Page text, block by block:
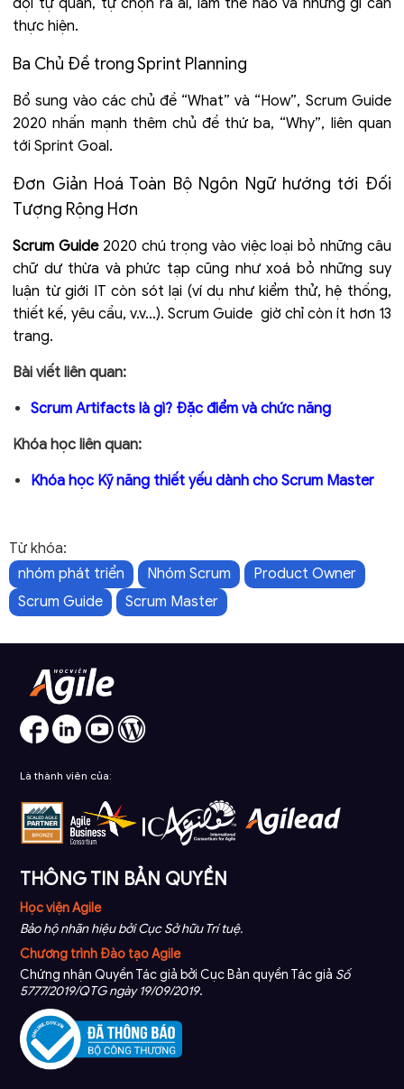
đội tự quản, tự chọn ra ai, làm thế nào và những gì cần
thực hiện.
Ba Chủ Đề trong Sprint Planning
Bổ sung vào các chủ đề “What” và “How”, Scrum Guide
2020 nhấn mạnh thêm chủ đề thứ ba, “Why”, liên quan
tới Sprint Goal.
Đơn Giản Hoá Toàn Bộ Ngôn Ngữ hướng tới Đối
Tượng Rộng Hơn
Scrum Guide2020 chú trọng vào việc loại bỏ những câu
chữ dư thừa và phức tạp cũng như xoá bỏ những suy
luận từ giới IT còn sót lại (ví dụ như kiểm thử, hệ thống,
thiết kế, yêu cầu, v.v…). Scrum Guide giờ chỉ còn ít hơn 13
trang.
Bài viết liên quan:
Scrum Artifacts là gì? Đặc điểm và chức năng
Khóa học liên quan:
Khóa học Kỹ năng thiết yếu dành cho Scrum Master
Từ khóa:
nhóm phát triển
Nhóm Scrum
Product Owner
Scrum Guide
Scrum Master
Là thành viên của:
THÔNG TIN BẢN QUYỀN
Học viện Agile
Bảo hộ nhãn hiệu bởi Cục Sở hữu Trí tuệ.
Chương trình Đào tạo Agile
Chứng nhận Quyền Tác giả bởi Cục Bản quyền Tác giả Số
5777/2019/QTG ngày 19/09/2019.